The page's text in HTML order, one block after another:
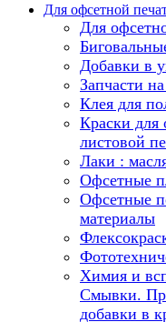
Для офсетной
Для
Добавки в
Запчасти
Клея для
Краски для
листовой
Лаки :
Офсетные
Офсетные
материалы
Химия и
Смывки.
добавки в